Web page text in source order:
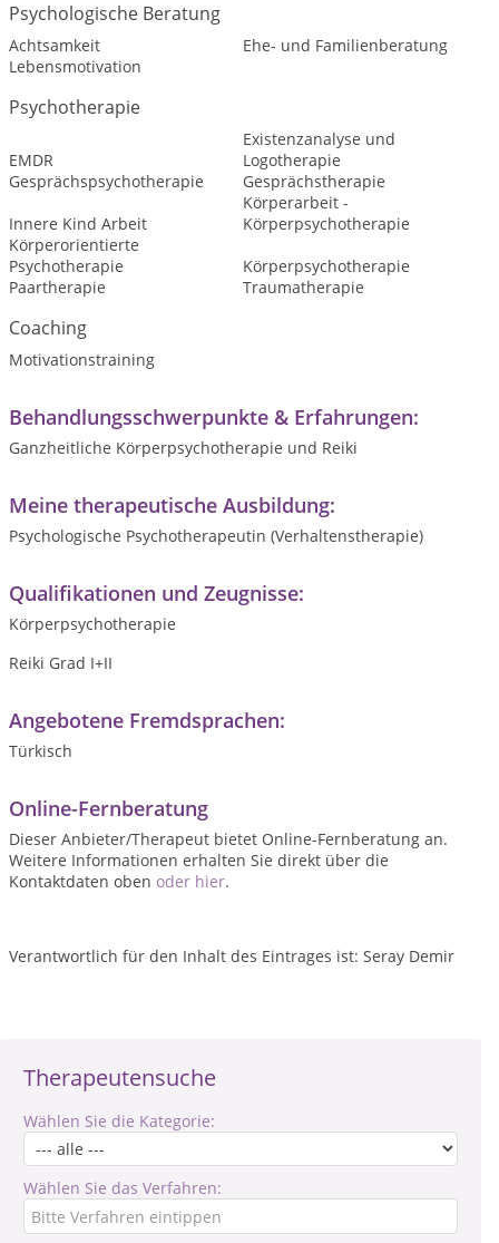
Therapeutensuche
Wählen Sie die Kategorie:
Wählen Sie das Verfahren:
Psychologische Beratung
Achtsamkeit
Ehe- und Familienberatung
Lebensmotivation
Psychotherapie
EMDR
Existenzanalyse und
Logotherapie
Gesprächspsychotherapie
Gesprächstherapie
Innere Kind Arbeit
Körperarbeit -
Körperpsychotherapie
Körperorientierte
Psychotherapie
Körperpsychotherapie
Paartherapie
Traumatherapie
Coaching
Motivationstraining
Behandlungsschwerpunkte & Erfahrungen:
Ganzheitliche Körperpsychotherapie und Reiki
Meine therapeutische Ausbildung:
Psychologische Psychotherapeutin (Verhaltenstherapie)
Qualifikationen und Zeugnisse:
Körperpsychotherapie
Reiki Grad I+II
Angebotene Fremdsprachen:
Türkisch
Online-Fernberatung
Dieser Anbieter/Therapeut bietet Online-Fernberatung an.
Weitere Informationen erhalten Sie direkt über die
Kontaktdaten oben oder hier.
Verantwortlich für den Inhalt des Eintrages ist: Seray Demir